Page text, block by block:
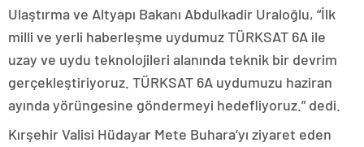
Ulaştırma ve Altyapı Bakanı Abdulkadir Uraloğlu, “İlk
milli ve yerli haberleşme uydumuz TÜRKSAT 6A ile
uzay ve uydu teknolojileri alanında teknik bir devrim
gerçekleştiriyoruz. TÜRKSAT 6A uydumuzu haziran
ayında yörüngesine göndermeyi hedefliyoruz.” dedi.
Kırşehir Valisi Hüdayar Mete Buhara’yı ziyaret eden